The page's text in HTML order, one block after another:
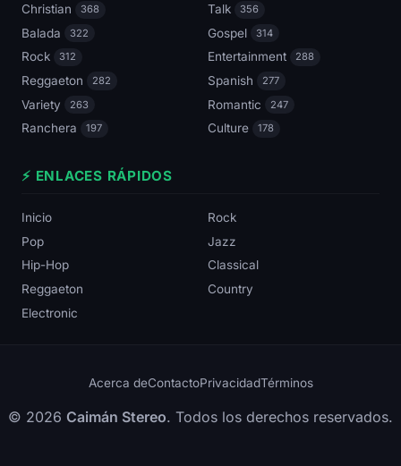
Christian 368 Talk 356
Balada 322 Gospel 314
Rock 312 Entertainment 288
Reggaeton 282 Spanish 277
Variety 263 Romantic 247
Ranchera 197 Culture 178
⚡ ENLACES RÁPIDOS
Inicio
Rock
Pop
Jazz
Hip-Hop
Classical
Reggaeton
Country
Electronic
Acerca deContactoPrivacidadTérminos
© 2026 Caimán Stereo. Todos los derechos reservados.